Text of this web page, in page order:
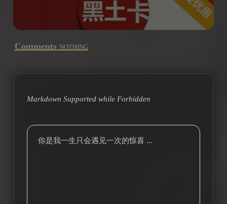
Comments NOTHING
Markdown Supported while Forbidden
你是我一生只会遇见一次的惊喜 ...